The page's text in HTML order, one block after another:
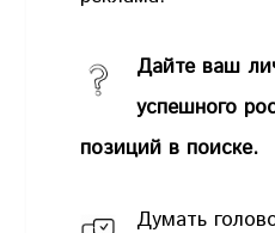
Дайте ваш
успешного
позиций в поиске.
Думать